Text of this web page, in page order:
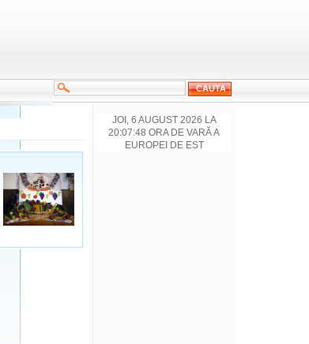
JOI, 6 AUGUST 2026 LA
20:07:48 ORA DE VARĂ A
EUROPEI DE EST